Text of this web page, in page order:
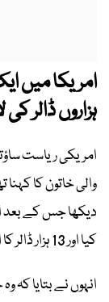
امریکا میں
ہزاروں ڈالر
امریکی ریاست
والی خاتون کا
دیکھا جس کے بعد
کیا اور 13 ہزار ڈالر کا انعام جیت لیا۔
انہوں نے بتایا کہ